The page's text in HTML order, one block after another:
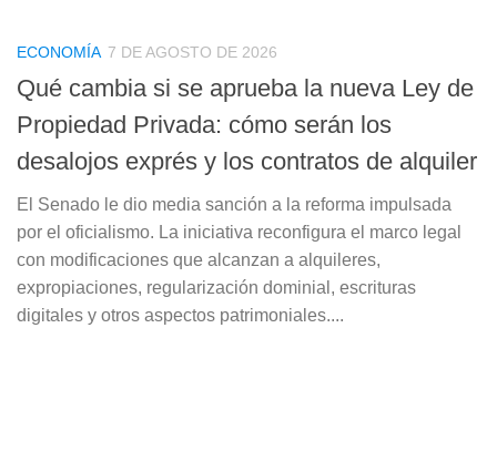
ECONOMÍA 7 DE AGOSTO DE 2026
Qué cambia si se aprueba la nueva Ley de
Propiedad Privada: cómo serán los
desalojos exprés y los contratos de alquiler
El Senado le dio media sanción a la reforma impulsada
por el oficialismo. La iniciativa reconfigura el marco legal
con modificaciones que alcanzan a alquileres,
expropiaciones, regularización dominial, escrituras
digitales y otros aspectos patrimoniales....